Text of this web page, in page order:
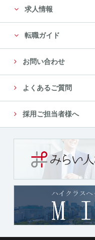
求人情報
転職ガイド
お問い合わせ
よくあるご質問
採用ご担当者様へ